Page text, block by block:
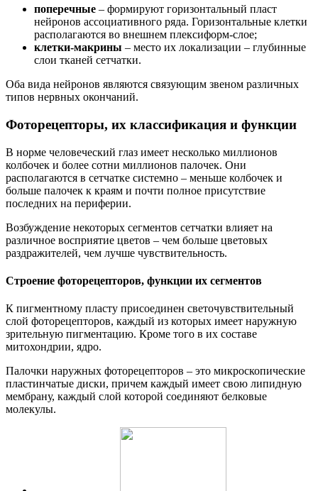
поперечные – формируют горизонтальный пласт
нейронов ассоциативного ряда. Горизонтальные клетки
располагаются во внешнем плексиформ-слое;
клетки-макрины – место их локализации – глубинные
слои тканей сетчатки.
Оба вида нейронов являются связующим звеном различных
типов нервных окончаний.
Фоторецепторы, их классификация и функции
В норме человеческий глаз имеет несколько миллионов
колбочек и более сотни миллионов палочек. Они
располагаются в сетчатке системно – меньше колбочек и
больше палочек к краям и почти полное присутствие
последних на периферии.
Возбуждение некоторых сегментов сетчатки влияет на
различное восприятие цветов – чем больше цветовых
раздражителей, чем лучше чувствительность.
Строение фоторецепторов, функции их сегментов
К пигментному пласту присоединен светочувствительный
слой фоторецепторов, каждый из которых имеет наружную
зрительную пигментацию. Кроме того в их составе
митохондрии, ядро.
Палочки наружных фоторецепторов – это микроскопические
пластинчатые диски, причем каждый имеет свою липидную
мембрану, каждый слой которой соединяют белковые
молекулы.